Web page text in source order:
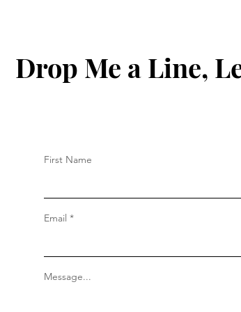
Drop Me a Line,
First Name
Email
Message...